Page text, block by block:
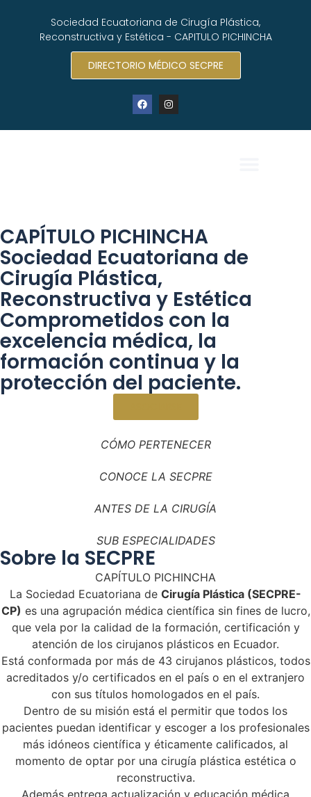
Sociedad Ecuatoriana de Cirugía Plástica,
Reconstructiva y Estética - CAPITULO PICHINCHA
DIRECTORIO MÉDICO SECPRE
CAPÍTULO PICHINCHA
Sociedad Ecuatoriana de
Cirugía Plástica,
Reconstructiva y Estética
Comprometidos con la
excelencia médica, la
formación continua y la
protección del paciente.
CÓMO PERTENECER
CONOCE LA SECPRE
ANTES DE LA CIRUGÍA
SUB ESPECIALIDADES
Sobre la SECPRE
CAPÍTULO PICHINCHA
La Sociedad Ecuatoriana de Cirugía Plástica (SECPRE-
CP) es una agrupación médica científica sin fines de lucro,
que vela por la calidad de la formación, certificación y
atención de los cirujanos plásticos en Ecuador.
Está conformada por más de 43 cirujanos plásticos, todos
acreditados y/o certificados en el país o en el extranjero
con sus títulos homologados en el país.
Dentro de su misión está el permitir que todos los
pacientes puedan identificar y escoger a los profesionales
más idóneos científica y éticamente calificados, al
momento de optar por una cirugía plástica estética o
reconstructiva.
Además entrega actualización y educación médica